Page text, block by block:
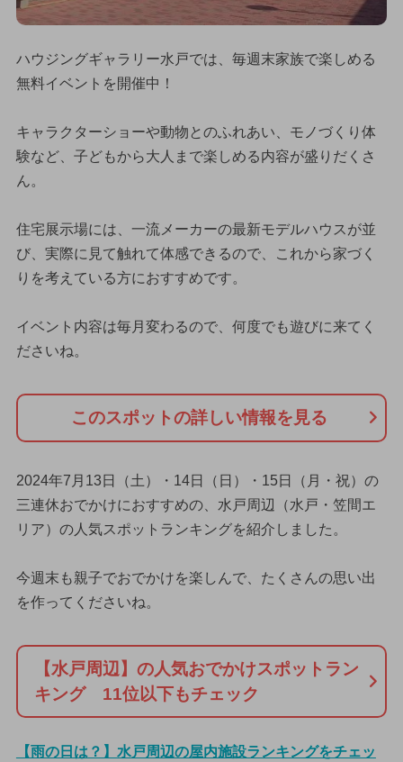
ハウジングギャラリー水戸では、毎週末家族で楽しめる
無料イベントを開催中！
キャラクターショーや動物とのふれあい、モノづくり体
験など、子どもから大人まで楽しめる内容が盛りだくさ
ん。
住宅展示場には、一流メーカーの最新モデルハウスが並
び、実際に見て触れて体感できるので、これから家づく
りを考えている方におすすめです。
イベント内容は毎月変わるので、何度でも遊びに来てく
ださいね。
このスポットの詳しい情報を見る
2024年7月13日（土）・14日（日）・15日（月・祝）の
三連休おでかけにおすすめの、水戸周辺（水戸・笠間エ
リア）の人気スポットランキングを紹介しました。
今週末も親子でおでかけを楽しんで、たくさんの思い出
を作ってくださいね。
【水戸周辺】の人気おでかけスポットラン
キング 11位以下もチェック
【雨の日は？】水戸周辺の屋内施設ランキングをチェッ